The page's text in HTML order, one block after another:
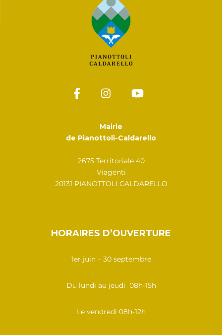
Mairie
de Pianottoli-Caldarello
2675 Territoriale 40
Viagenti
20131 PIANOTTOLI CALDARELLO
HORAIRES D’OUVERTURE
1er juin – 30 septembre
Du lundi au jeudi 08h-15h
Le vendredi 08h-12h